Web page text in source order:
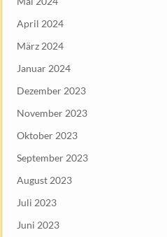
April 2024
März 2024
Januar 2024
Dezember 2023
November 2023
Oktober 2023
September 2023
August 2023
Juli 2023
Juni 2023